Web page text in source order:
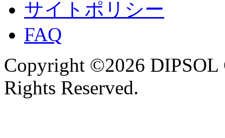
サイトポリシー
FAQ
Copyright ©2026
Rights Reserved.